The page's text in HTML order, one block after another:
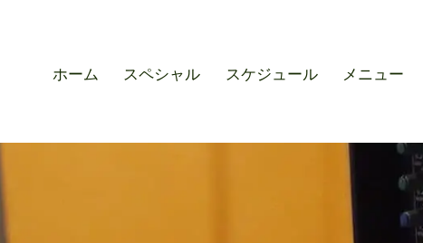
ホーム スペシャル スケジュール メニュー